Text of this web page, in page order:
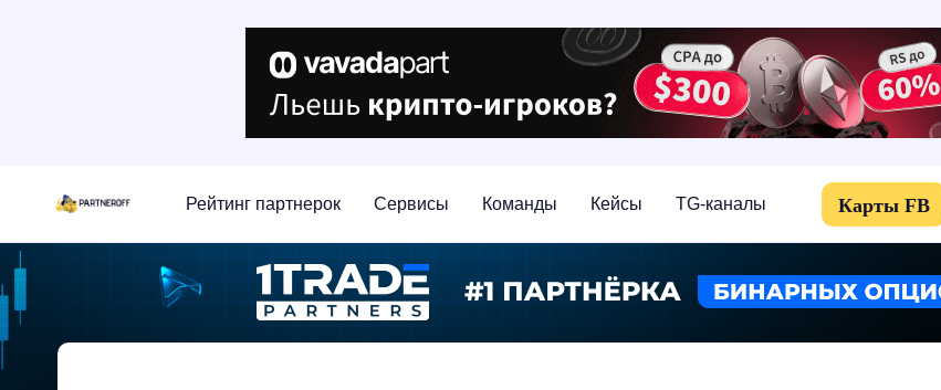
Рейтинг партнерок Сервисы Команды Кейсы TG-каналы Карты FB